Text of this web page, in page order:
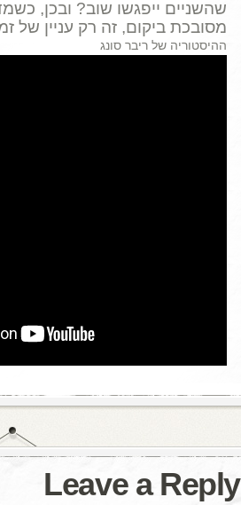
שהשניים ייפגשו שוב? ובכן,
מסובכת ביקום, זה רק עניין של
ההיסטוריה של ריבר סונג
Leave a Reply